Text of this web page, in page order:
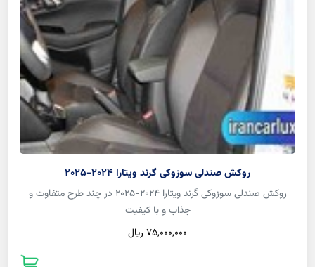
روکش صندلی سوزوکی گرند ویتارا 2024-2025
روکش صندلی سوزوکی گرند ویتارا 2024-2025 در چند طرح متفاوت و
جذاب و با کیفیت
75,000,000 ريال